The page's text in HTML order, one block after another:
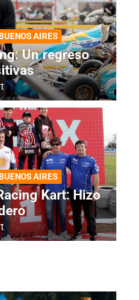
AIRES
Un regreso
AIRES
Kart: Hizo